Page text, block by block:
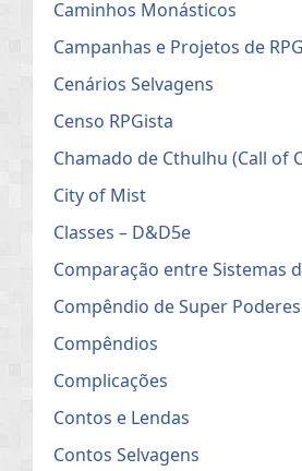
Caminhos Monásticos
Campanhas e Projetos de RPG
Cenários Selvagens
Censo RPGista
Chamado de Cthulhu (Call of
City of Mist
Classes – D&D5e
Comparação entre Sistemas
Compêndio de Super Poderes
Compêndios
Complicações
Contos e Lendas
Contos Selvagens